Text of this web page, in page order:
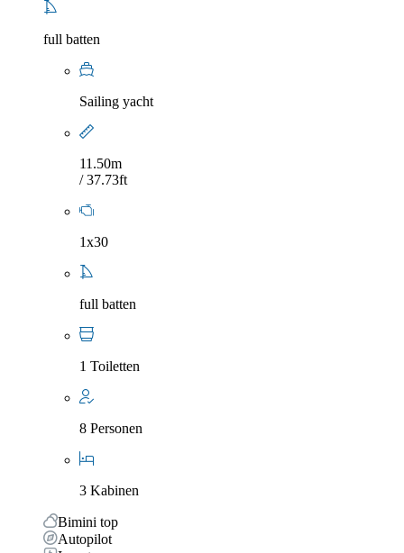
full batten
Sailing yacht
11.50m
/ 37.73ft
1x30
full batten
1 Toiletten
8 Personen
3 Kabinen
Bimini top
Autopilot